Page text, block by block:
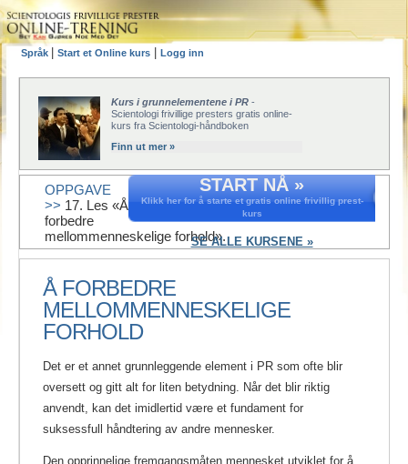
Språk Start et Online kurs Logg inn
Kurs i grunnelementene i PR -
Scientologi frivillige presters gratis online-
kurs fra Scientologi-håndboken
Finn ut mer »
START NÅ »
Klikk her for å starte et gratis online frivillig prest-
kurs
SE ALLE KURSENE »
OPPGAVE
>> 17. Les «Å
forbedre
mellommenneskelige forhold».
Å FORBEDRE
MELLOMMENNESKELIGE
FORHOLD
Det er et annet grunnleggende element i PR som ofte blir
oversett og gitt alt for liten betydning. Når det blir riktig
anvendt, kan det imidlertid være et fundament for
suksessfull håndtering av andre mennesker.
Den opprinnelige fremgangsmåten mennesket utviklet for å